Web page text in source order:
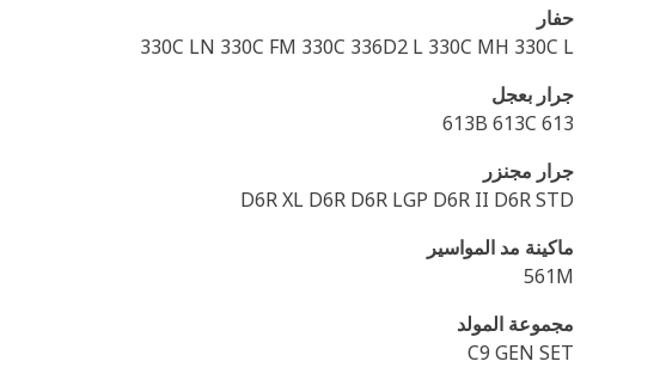
حفار
330C LN 330C FM 330C 336D2 L 330C MH 330C L
جرار بعجل
613B 613C 613
جرار مجنزر
D6R XL D6R D6R LGP D6R II D6R STD
ماكينة مد المواسير
561M
مجموعة المولد
C9 GEN SET